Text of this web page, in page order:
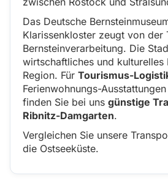
Das Deutsche
Klarissenkloster zeugt von der
Bernsteinverarbeitung. Die
wirtschaftliches und kulturelles
Region. Für Tourismus-
Ferienwohnungs-
finden Sie bei uns günstige
Ribnitz-Damgarten.
Vergleichen Sie unsere
die Ostseeküste.